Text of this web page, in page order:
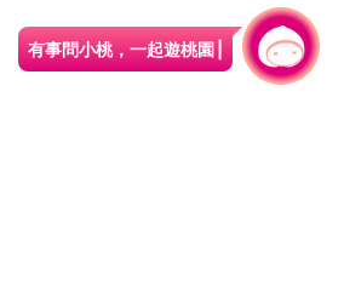
有事問小桃，一起遊桃園|